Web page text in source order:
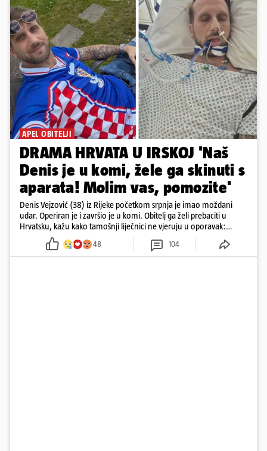
APEL OBITELJI
DRAMA HRVATA U IRSKOJ 'Naš
Denis je u komi, žele ga skinuti s
aparata! Molim vas, pomozite'
Denis Vejzović (38) iz Rijeke početkom srpnja je imao moždani
udar. Operiran je i završio je u komi. Obitelj ga želi prebaciti u
Hrvatsku, kažu kako tamošnji liječnici ne vjeruju u oporavak:
'Imamo 72 sata'
48 104